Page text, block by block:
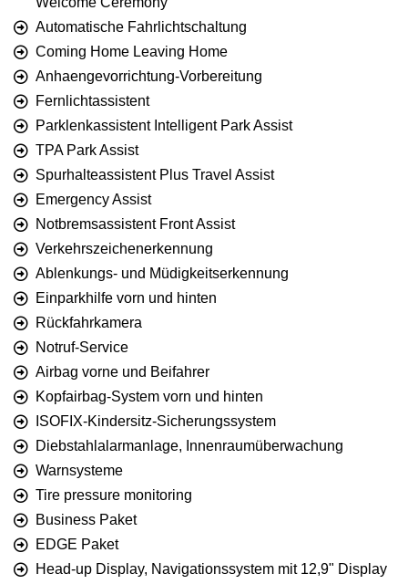
Automatische Fahrlichtschaltung
Coming Home Leaving Home
Anhaengevorrichtung-Vorbereitung
Fernlichtassistent
Parklenkassistent Intelligent Park Assist
TPA Park Assist
Spurhalteassistent Plus Travel Assist
Emergency Assist
Notbremsassistent Front Assist
Verkehrszeichenerkennung
Ablenkungs- und Müdigkeitserkennung
Einparkhilfe vorn und hinten
Rückfahrkamera
Notruf-Service
Airbag vorne und Beifahrer
Kopfairbag-System vorn und hinten
ISOFIX-Kindersitz-Sicherungssystem
Diebstahlalarmanlage, Innenraumüberwachung
Warnsysteme
Tire pressure monitoring
Business Paket
EDGE Paket
Head-up Display, Navigationssystem mit 12,9" Display